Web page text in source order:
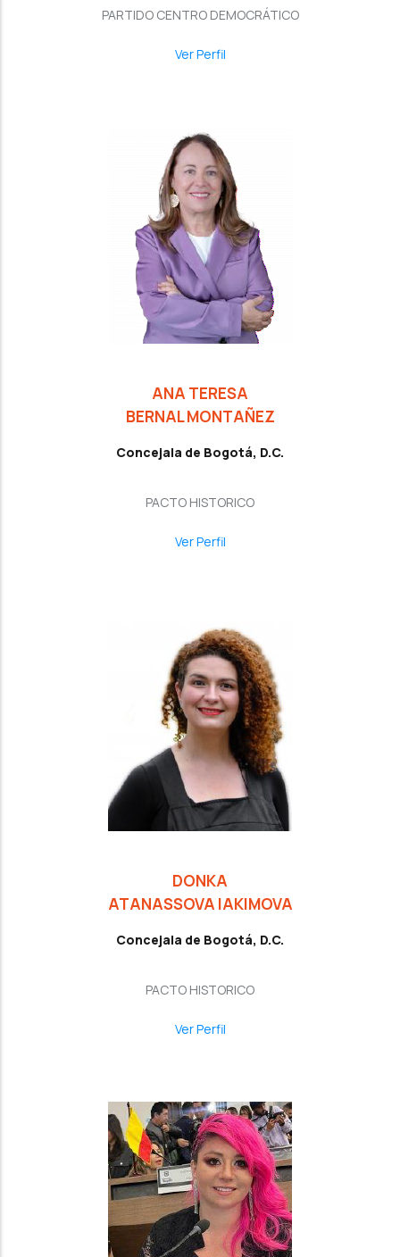
PARTIDO CENTRO DEMOCRÁTICO
Ver Perfil
ANA TERESA
BERNAL MONTAÑEZ
Concejala de Bogotá, D.C.
PACTO HISTORICO
Ver Perfil
DONKA
ATANASSOVA IAKIMOVA
Concejala de Bogotá, D.C.
PACTO HISTORICO
Ver Perfil